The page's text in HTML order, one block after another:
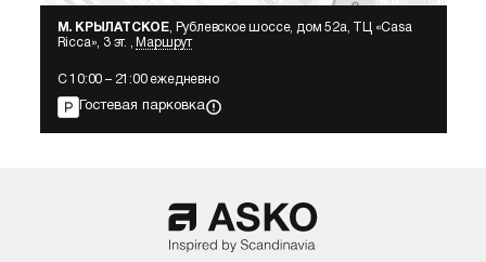
М. КРЫЛАТСКОЕ, Рублевское шоссе, дом 52а, ТЦ «Сasa
Ricca», 3 эт. ,
Маршрут
С 10:00 – 21:00 ежедневно
Гостевая парковка